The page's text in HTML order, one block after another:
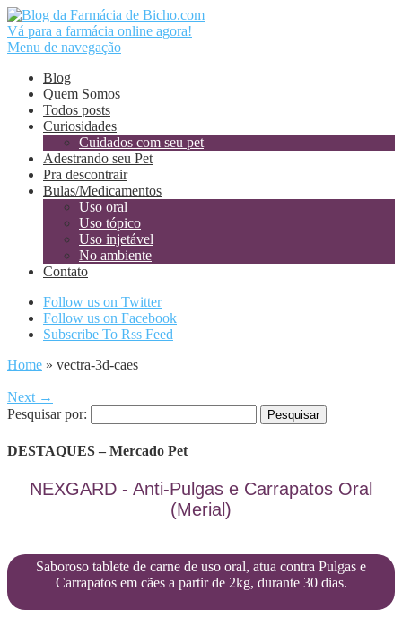
Vá para a farmácia online agora!
Menu de navegação
Blog
Quem Somos
Todos posts
Curiosidades
Cuidados com seu pet
Adestrando seu Pet
Pra descontrair
Bulas/Medicamentos
Uso oral
Uso tópico
Uso injetável
No ambiente
Contato
Follow us on Twitter
Follow us on Facebook
Subscribe To Rss Feed
Home » vectra-3d-caes
Next →
Pesquisar por:
DESTAQUES – Mercado Pet
NEXGARD - Anti-Pulgas e Carrapatos Oral
(Merial)
Saboroso tablete de carne de uso oral, atua contra Pulgas e
Carrapatos em cães a partir de 2kg, durante 30 dias.